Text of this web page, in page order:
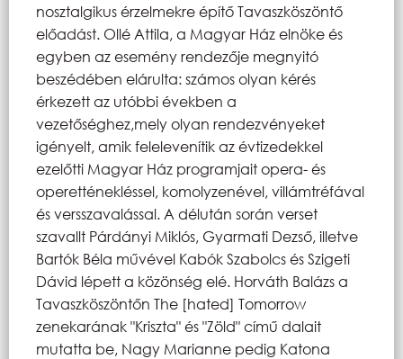
nosztalgikus érzelmekre építő Tavaszköszöntő
előadást. Ollé Attila, a Magyar Ház elnöke és
egyben az esemény rendezője megnyitó
beszédében elárulta: számos olyan kérés
érkezett az utóbbi években a
vezetőséghez,mely olyan rendezvényeket
igényelt, amik felelevenítik az évtizedekkel
ezelőtti Magyar Ház programjait opera- és
operetténekléssel, komolyzenével, villámtréfával
és versszavalással. A délután során verset
szavallt Párdányi Miklós, Gyarmati Dezső, illetve
Bartók Béla művével Kabók Szabolcs és Szigeti
Dávid lépett a közönség elé. Horváth Balázs a
Tavaszköszöntőn The [hated] Tomorrow
zenekarának "Kriszta" és "Zöld" című dalait
mutatta be, Nagy Marianne pedig Katona